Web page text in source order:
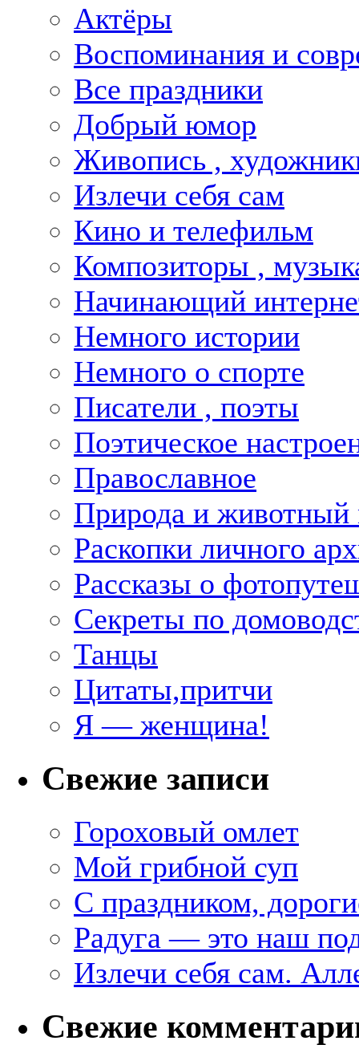
Актёры
Воспоминания и
Все праздники
Добрый юмор
Живопись ,
Излечи себя сам
Кино и телефильм
Композиторы ,
Начинающий
Немного истории
Немного о спорте
Писатели , поэты
Поэтическое
Православное
Природа и животный
Раскопки личного
Рассказы о
Секреты по
Танцы
Цитаты,притчи
Я — женщина!
Свежие записи
Гороховый омлет
Мой грибной суп
С праздником,
Радуга — это наш
Излечи себя сам.
Свежие